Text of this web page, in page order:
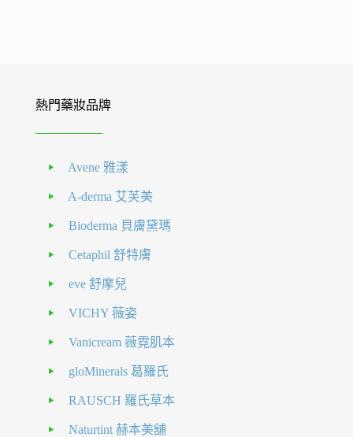
熱門藥妝品牌
Avene 雅漾
A-derma 艾芙美
Bioderma 貝膚黛瑪
Cetaphil 舒特膚
eve 舒摩兒
VICHY 薇姿
Vanicream 薇霓肌本
gloMinerals 葛羅氏
RAUSCH 羅氏草本
Naturtint 赫本美舖